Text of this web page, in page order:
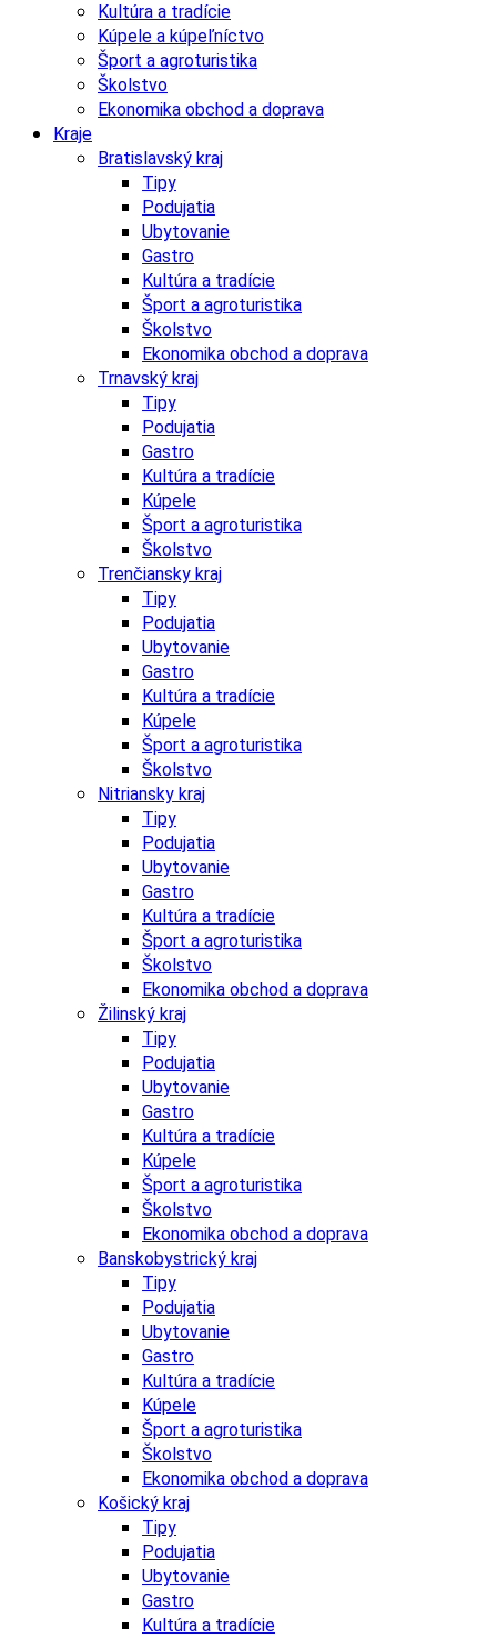
Kultúra a tradície
Kúpele a kúpeľníctvo
Šport a agroturistika
Školstvo
Ekonomika obchod a doprava
Kraje
Bratislavský kraj
Tipy
Podujatia
Ubytovanie
Gastro
Kultúra a tradície
Šport a agroturistika
Školstvo
Ekonomika obchod a doprava
Trnavský kraj
Tipy
Podujatia
Gastro
Kultúra a tradície
Kúpele
Šport a agroturistika
Školstvo
Trenčiansky kraj
Tipy
Podujatia
Ubytovanie
Gastro
Kultúra a tradície
Kúpele
Šport a agroturistika
Školstvo
Nitriansky kraj
Tipy
Podujatia
Ubytovanie
Gastro
Kultúra a tradície
Šport a agroturistika
Školstvo
Ekonomika obchod a doprava
Žilinský kraj
Tipy
Podujatia
Ubytovanie
Gastro
Kultúra a tradície
Kúpele
Šport a agroturistika
Školstvo
Ekonomika obchod a doprava
Banskobystrický kraj
Tipy
Podujatia
Ubytovanie
Gastro
Kultúra a tradície
Kúpele
Šport a agroturistika
Školstvo
Ekonomika obchod a doprava
Košický kraj
Tipy
Podujatia
Ubytovanie
Gastro
Kultúra a tradície